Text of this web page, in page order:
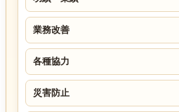
業務改善
各種協力
災害防止